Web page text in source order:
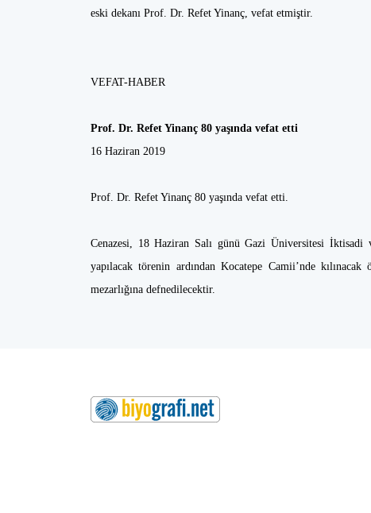
eski dekanı Prof. Dr. Refet Yinanç, vefat etmiştir.
VEFAT-HABER
Prof. Dr. Refet Yinanç 80 yaşında vefat etti
16 Haziran 2019
Prof. Dr. Refet Yinanç 80 yaşında vefat etti.
Cenazesi, 18 Haziran Salı günü Gazi Üniversitesi
yapılacak törenin ardından Kocatepe Camii’nde
mezarlığına defnedilecektir.